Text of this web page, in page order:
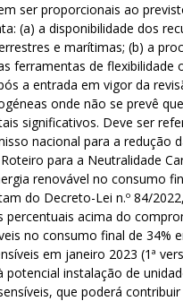
ser proporcionais ao
(a) a disponibilidade dos
e marítimas; (b) a
ferramentas de
a entrada em vigor da
onde não se prevê
significativos. Deve ser
nacional para a
para a Neutralidade
renovável no consumo
do Decreto-Lei n.º 84/
percentuais acima do
no consumo final de
em janeiro 2023 (1ª
instalação de
que poderá